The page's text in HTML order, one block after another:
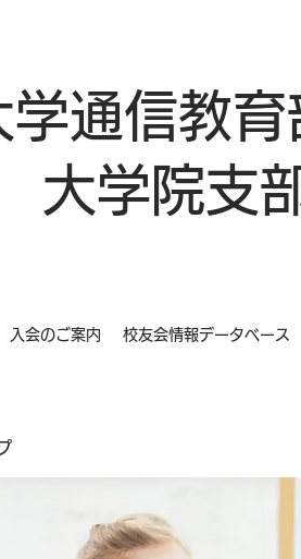
学通信教
大学院支
入会のご案内 校友会情報データベース